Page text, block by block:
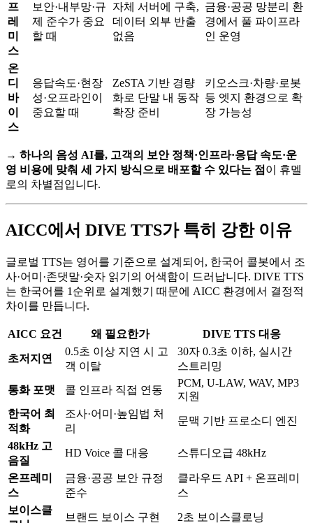
프
레
미
스
보안·내부망·규
제 준수가 중요
할 때
자체 서버에 구축,
데이터 외부 반출
없음
금융·공공 망분리 환
경에서 풀 파이프라
인 운영
온
디
바
이
스
응답속도·현장
성·오프라인이
중요할 때
ZeSTA 기반 경량
화로 단말 내 동작
확장 준비
키오스크·차량·로봇
등 엣지 환경으로 확
장 가능성
→ 하나의 음성 AI를, 고객의 보안 정책·인프라·응답 속도·운
영 비용에 맞춰 세 가지 방식으로 배포할 수 있다는 점 이 휴멜
로의 차별점입니다.
AICC에서 DIVE TTS가 특히 강한 이유
글로벌 TTS는 영어를 기준으로 설계되어, 한국어 콜봇에서 조
사·어미·존댓말·숫자 읽기의 어색함이 드러납니다. DIVE TTS
는 한국어를 1순위로 설계했기 때문에 AICC 환경에서 결정적
차이를 만듭니다.
AICC 요건 왜 필요한가 DIVE TTS 대응
초저지연
0.5초 이상 지연 시 고
객 이탈
30자 0.3초 이하, 실시간
스트리밍
통화 포맷
콜 인프라 직접 연동
PCM, U-LAW, WAV, MP3
지원
한국어 최
적화
조사·어미·높임법 처
리
문맥 기반 프로소디 엔진
48kHz 고
음질
HD Voice 콜 대응 스튜디오급 48kHz
온프레미
스
금융·공공 보안 규정
준수
클라우드 API + 온프레미
스
보이스클
브랜드 보이스 구현 2초 보이스클로닝